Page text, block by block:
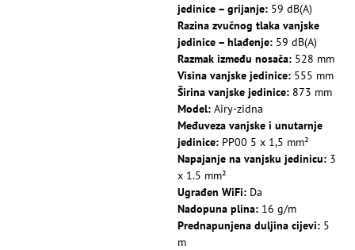
jedinice – grijanje: 59 dB(A)
Razina zvučnog tlaka vanjske
jedinice – hlađenje: 59 dB(A)
Razmak između nosača: 528 mm
Visina vanjske jedinice: 555 mm
Širina vanjske jedinice: 873 mm
Model: Airy-zidna
Međuveza vanjske i unutarnje
jedinice: PP00 5 x 1,5 mm²
Napajanje na vanjsku jedinicu: 3
x 1.5 mm²
Ugrađen WiFi: Da
Nadopuna plina: 16 g/m
Prednapunjena duljina cijevi: 5
m